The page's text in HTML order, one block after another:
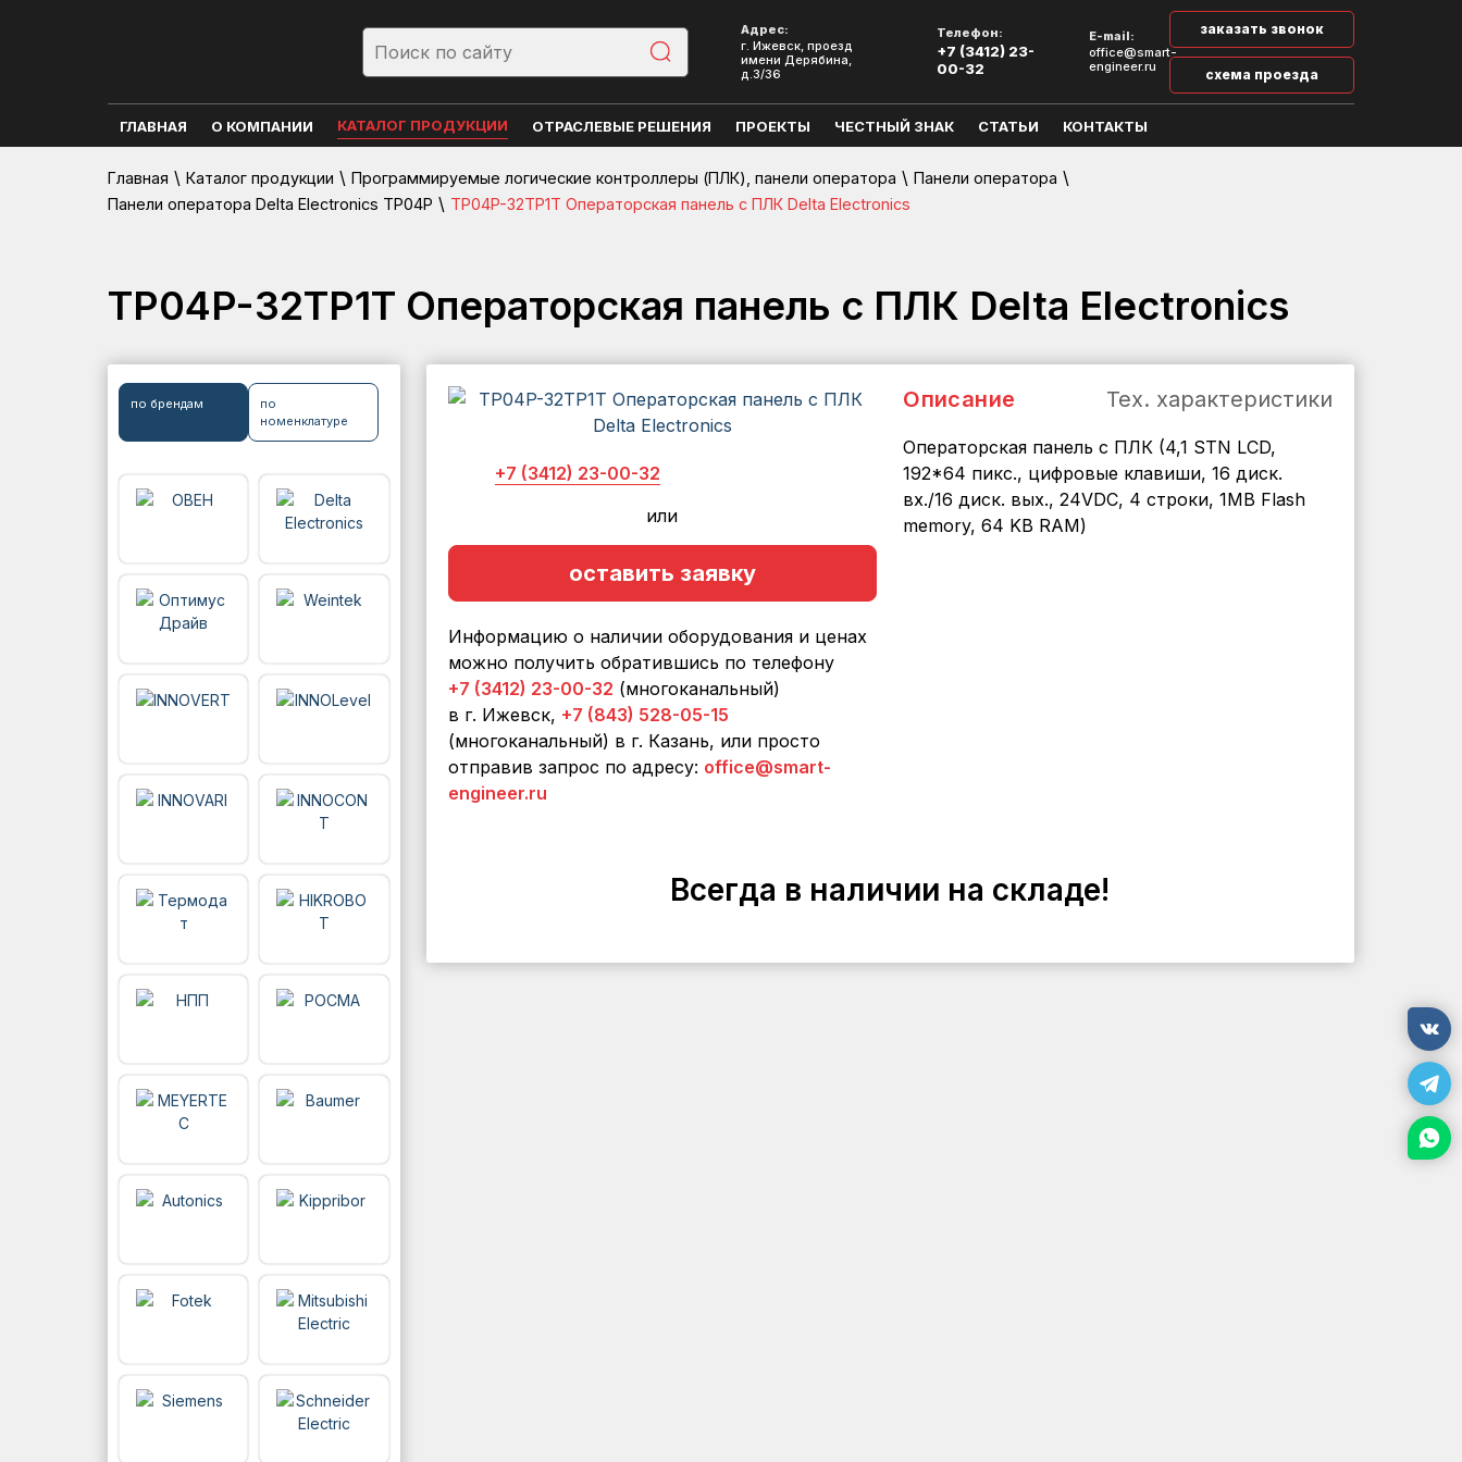
Адрес:
г. Ижевск, проезд
имени Дерябина,
д.3/36
Телефон:
+7 (3412) 23-
00-32
E-mail:
office@smart-
engineer.ru
заказать звонок
схема проезда
ГЛАВНАЯ О КОМПАНИИ КАТАЛОГ ПРОДУКЦИИ ОТРАСЛЕВЫЕ РЕШЕНИЯ ПРОЕКТЫ ЧЕСТНЫЙ ЗНАК СТАТЬИ КОНТАКТЫ
Главная \ Каталог продукции \ Программируемые логические контроллеры (ПЛК), панели оператора \ Панели оператора \
Панели оператора Delta Electronics TP04P \ TP04P-32TP1T Операторская панель с ПЛК Delta Electronics
TP04P-32TP1T Операторская панель с ПЛК Delta Electronics
по брендам
по
номенклатуре
+7 (3412) 23-00-32
или
оставить заявку
Информацию о наличии оборудования и ценах
можно получить обратившись по телефону
+7 (3412) 23-00-32 (многоканальный)
в г. Ижевск, +7 (843) 528-05-15
(многоканальный) в г. Казань, или просто
отправив запрос по адресу: office@smart-
engineer.ru
Описание Тех. характеристики
Операторская панель с ПЛК (4,1 STN LCD,
192*64 пикс., цифровые клавиши, 16 диск.
вх./16 диск. вых., 24VDC, 4 строки, 1MB Flash
memory, 64 KB RAM)
Всегда в наличии на складе!